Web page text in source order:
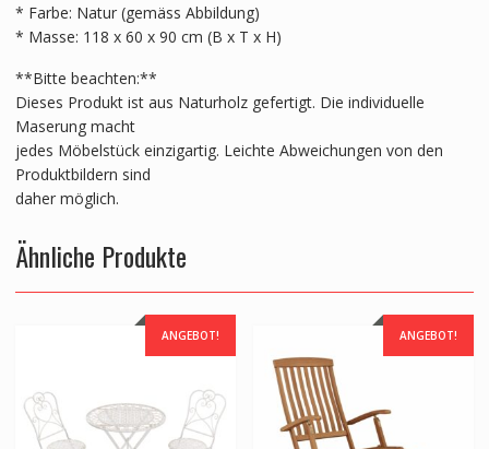
* Farbe: Natur (gemäss Abbildung)
* Masse: 118 x 60 x 90 cm (B x T x H)
**Bitte beachten:**
Dieses Produkt ist aus Naturholz gefertigt. Die individuelle
Maserung macht
jedes Möbelstück einzigartig. Leichte Abweichungen von den
Produktbildern sind
daher möglich.
Ähnliche Produkte
ANGEBOT! ANGEBOT!